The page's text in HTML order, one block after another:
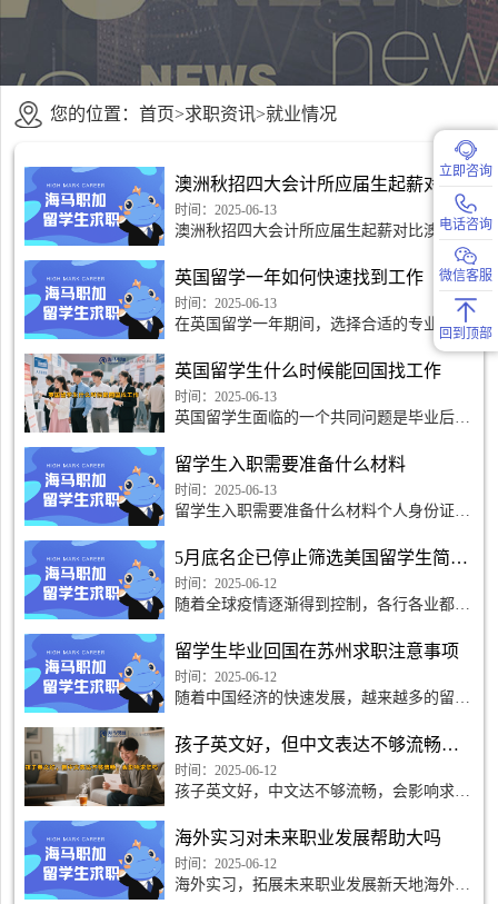
您的位置： 首页>求职资讯>就业情况
澳洲秋招四大会计所应届生起薪对比
时间：2025-06-13
澳洲秋招四大会计所应届生起薪对比澳洲四
大会计所简介澳洲四大会计所是指澳大利亚
境内四大国际会计师事务所，即普华永道
（PwC）、德勤（Del
英国留学一年如何快速找到工作
时间：2025-06-13
在英国留学一年期间，选择合适的专业是找
到工作的重要第一步。根据自身兴趣和未来
职业规划，选定一个符合市场需求且具有潜
力发展的专业是至关重要的。在选择专业
时，可以参考各个行业
英国留学生什么时候能回国找工作
时间：2025-06-13
英国留学生面临的一个共同问题是毕业后在
学生们希望能够在回国之后找到满意的工
作，发展自己的事业
留学生入职需要准备什么材料
时间：2025-06-13
留学生入职需要准备什么材料个人身份证明
文件。这包括护照、身份证、签证等证件。
确保这些文件的有
5月底名企已停止筛选美国留学生简历了吗
时间：2025-06-12
随着全球疫情逐渐得到控制，各行各业都在
国留学生简历的传闻也引起了广泛关注。面
对这一情况，许多即将毕业的留学生急需了
解最新信息，以做出
留学生毕业回国在苏州求职注意事项
时间：2025-06-12
随着中国经济的快速发展，越来越多的留学
城市寻找求职机会。然而，求职之路并不容
易，留学生需要注意一些事项才能更顺利地
融入职场。以下是一
孩子英文好，但中文表达不够流畅，会影响求职吗
时间：2025-06-12
孩子英文好，中文达不够流畅，会影响求职
学习，但中文达却往往被忽视。然而，随着
中国经济的崛起和
海外实习对未来职业发展帮助大吗
时间：2025-06-12
海外实习，拓展未来职业发展新天地海外实
立即咨询
电话咨询
微信客服
回到顶部